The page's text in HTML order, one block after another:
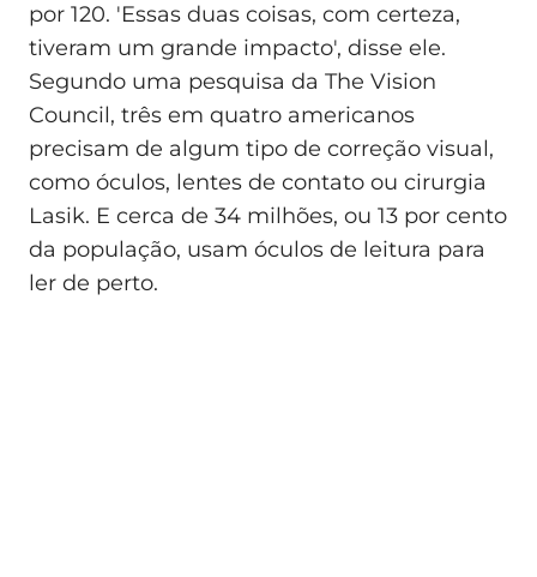
por 120. 'Essas duas coisas, com certeza,
tiveram um grande impacto', disse ele.
Segundo uma pesquisa da The Vision
Council, três em quatro americanos
precisam de algum tipo de correção visual,
como óculos, lentes de contato ou cirurgia
Lasik. E cerca de 34 milhões, ou 13 por cento
da população, usam óculos de leitura para
ler de perto.